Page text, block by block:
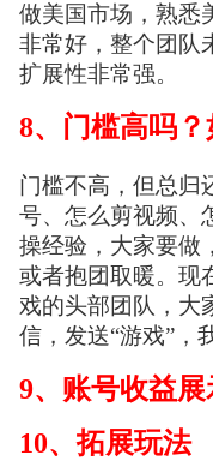
做美国市场，熟悉
非常好，整个团队
扩展性非常强。
8、门槛高吗？
门槛不高，但总归
号、怎么剪视频、
操经验，大家要做
或者抱团取暖。现
戏的头部团队，大
信，发送“游戏”，
9、账号收益展
10、拓展玩法